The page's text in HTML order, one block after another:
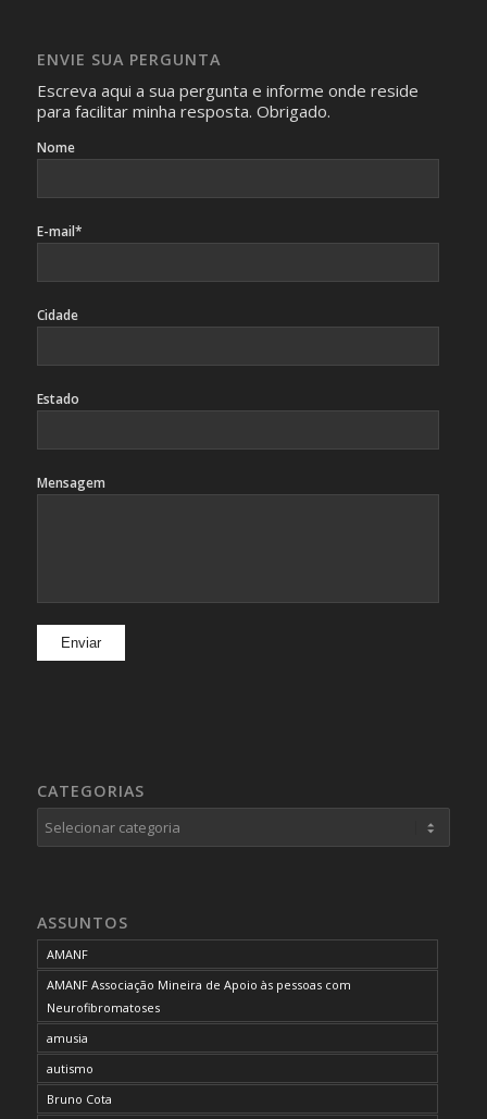
identificação da pessoa fotografada.
ENVIE SUA PERGUNTA
Escreva aqui a sua pergunta e informe onde reside
para facilitar minha resposta. Obrigado.
Nome
E-mail*
Cidade
Estado
Mensagem
CATEGORIAS
Categorias
ASSUNTOS
AMANF
AMANF Associação Mineira de Apoio às pessoas com
Neurofibromatoses
amusia
autismo
Bruno Cota